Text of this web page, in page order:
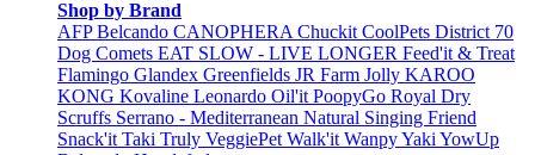
Shop by Brand
AFP Belcando CANOPHERA Chuckit CoolPets District 70
Dog Comets EAT SLOW - LIVE LONGER Feed'it & Treat
Flamingo Glandex Greenfields JR Farm Jolly KAROO
KONG Kovaline Leonardo Oil'it PoopyGo Royal Dry
Scruffs Serrano - Mediterranean Natural Singing Friend
Snack'it Taki Truly VeggiePet Walk'it WanpyYaki YowUp